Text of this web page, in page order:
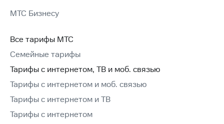
МТС Бизнесу
Все тарифы МТС
Семейные тарифы
Тарифы с интернетом, ТВ и моб. связью
Тарифы с интернетом и моб. связью
Тарифы с интернетом и ТВ
Тарифы с интернетом